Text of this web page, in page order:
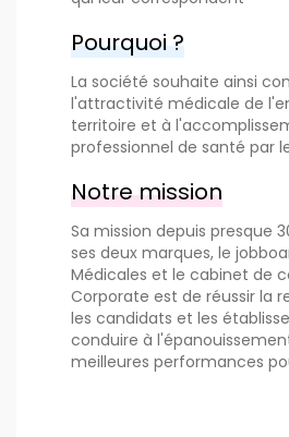
Pourquoi ?
La société souhaite ainsi
l'attractivité médicale de
territoire et à
professionnel de santé par
Notre mission
Sa mission depuis presque
ses deux marques, le
Médicales et le cabinet de
Corporate est de réussir la
les candidats et les
conduire à
meilleures performances